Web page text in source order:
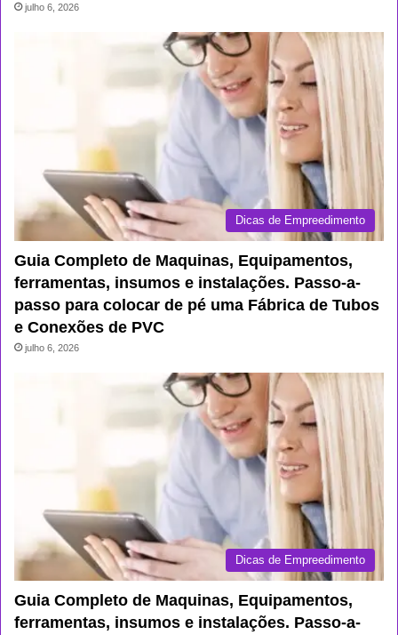
julho 6, 2026
Dicas de Empreedimento
Guia Completo de Maquinas, Equipamentos,
ferramentas, insumos e instalações. Passo-a-
passo para colocar de pé uma Fábrica de Tubos
e Conexões de PVC
julho 6, 2026
Dicas de Empreedimento
Guia Completo de Maquinas, Equipamentos,
ferramentas, insumos e instalações. Passo-a-